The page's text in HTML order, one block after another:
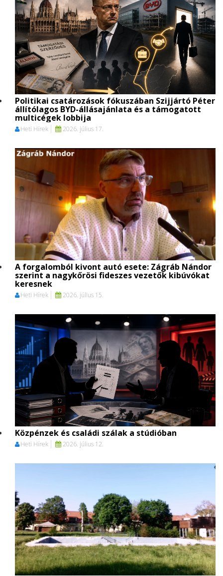
Politikai csatározások fókuszában Szijjártó Péter
állítólagos BYD-állásajánlata és a támogatott
multicégek lobbija
Heti Hírek 2026. július 17.
A forgalomból kivont autó esete: Zágráb Nándor
szerint a nagykőrösi fideszes vezetők kibúvókat
keresnek
Heti Hírek 2026. július 15.
Közpénzek és családi szálak a stúdióban
Heti Hírek 2026. július 12.